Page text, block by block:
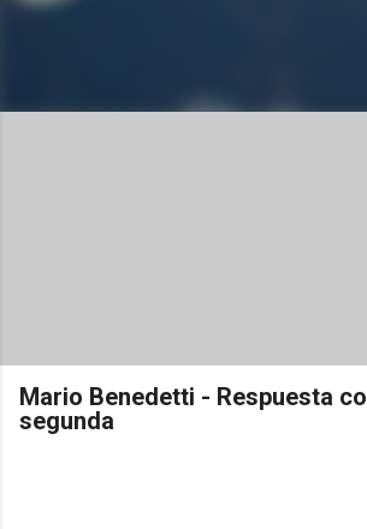
Mario Benedetti - Respuesta
segunda